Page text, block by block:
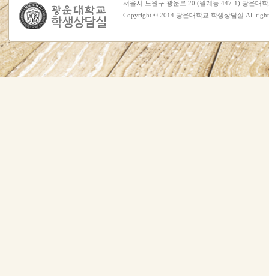
서울시 노원구 광운로 20 (월계동 447-1) 광운대
Copyright © 2014 광운대학교 학생상담실 All